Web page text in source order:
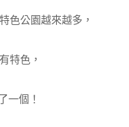
色公園越來越多，
特色，
一個！